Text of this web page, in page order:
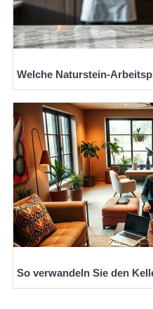
Welche Naturstein-
So verwandeln Sie den